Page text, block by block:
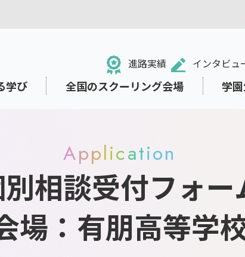
進路実績 インタビュ
NHK学園高等学校 中学生の方
業から離れていた方 保護者の方
ライフデザインコース
学び
ト学習システム「N-g
小・中学校からの学び直
さまざまな価値観に出会
全国のスクーリング会場 学
ル・学校行事 東京本校の施設紹介
のサポート 就職・進路サポート
出願 募集要項の閲覧・請求
Application
相談受付フォー
場：有朋高等学校